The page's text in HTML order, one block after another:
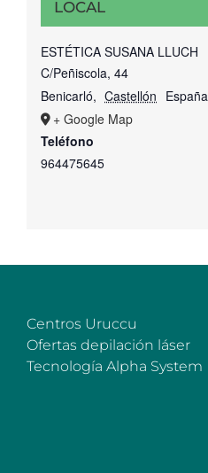
LOCAL
ESTÉTICA SUSANA LLUCH
C/Peñiscola, 44
Benicarló, Castellón España
+ Google Map
Teléfono
964475645
Centros Uruccu
Ofertas depilación láser
Tecnología Alpha System